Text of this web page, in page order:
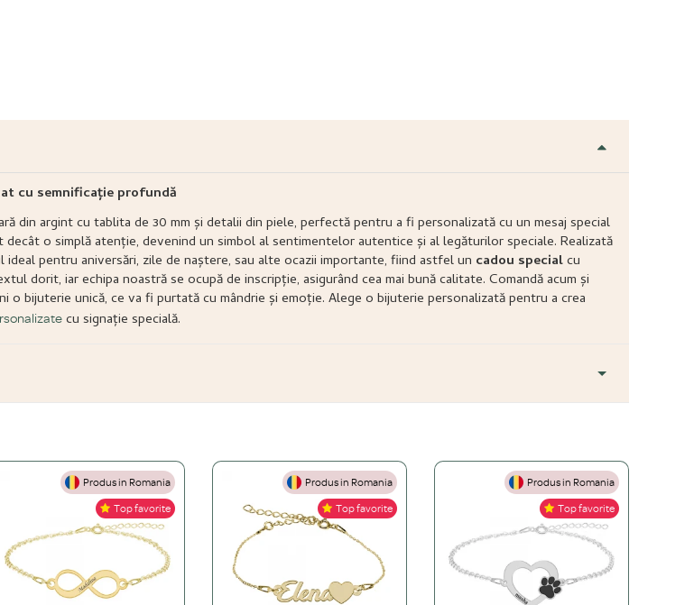
cu semnificație profundă
din argint cu tablita de 30 mm și detalii din piele, perfectă pentru a fi personalizată cu un mesaj special
decât o simplă atenție, devenind un simbol al sentimentelor autentice și al legăturilor speciale. Realizată
ideal pentru aniversări, zile de naștere, sau alte ocazii importante, fiind astfel un cadou specialcu
dorit, iar echipa noastră se ocupă de inscripție, asigurând cea mai bună calitate. Comandă acum și
o bijuterie unică, ce va fi purtată cu mândrie și emoție. Alege o bijuterie personalizată pentru a crea
cu signație specială.
+
Oțel inoxidabil.
peste o bază solidă de argint 925. O bijuterie placată este mai accesibilă, dar necesită îngrijire atentă. O bijuterie
Produs in Romania
Top favorite
Produs in Romania
Top favorite
Produs in Romania
Top favorite